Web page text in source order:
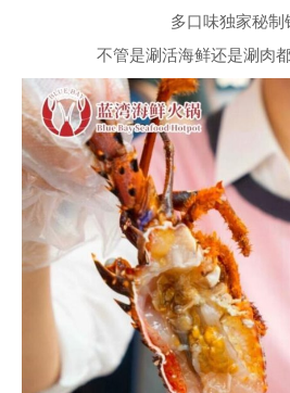
多口味独家秘制
不管是涮活海鲜还是涮肉